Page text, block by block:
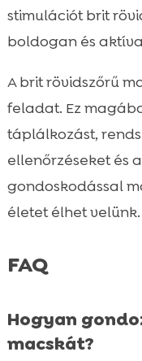
stimulációt brit
boldogan és
A brit rövidszőrű
feladat. Ez
táplálkozást,
ellenőrzéseket és
gondoskodással
életet élhet velünk.
FAQ
Hogyan
macskát?